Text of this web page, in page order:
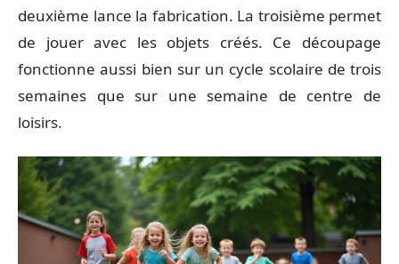
deuxième lance la fabrication. La troisième permet
de jouer avec les objets créés. Ce découpage
fonctionne aussi bien sur un cycle scolaire de trois
semaines que sur une semaine de centre de
loisirs.